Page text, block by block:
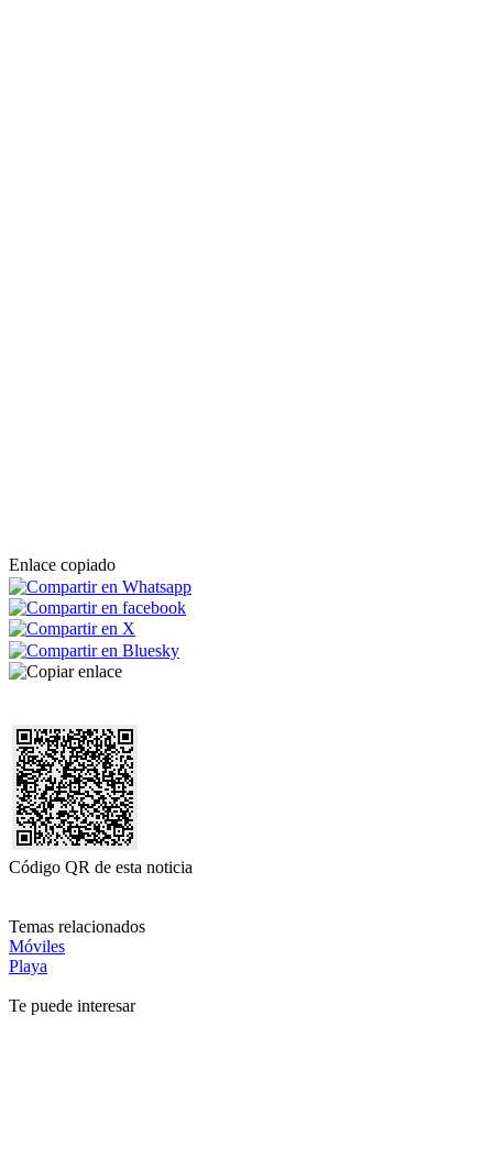
Enlace copiado
Código QR de esta noticia
Temas relacionados
Móviles
Playa
Te puede interesar